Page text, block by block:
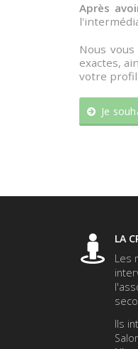
Après
Nous
exactes,
votre
Je
LA
Les
Ils